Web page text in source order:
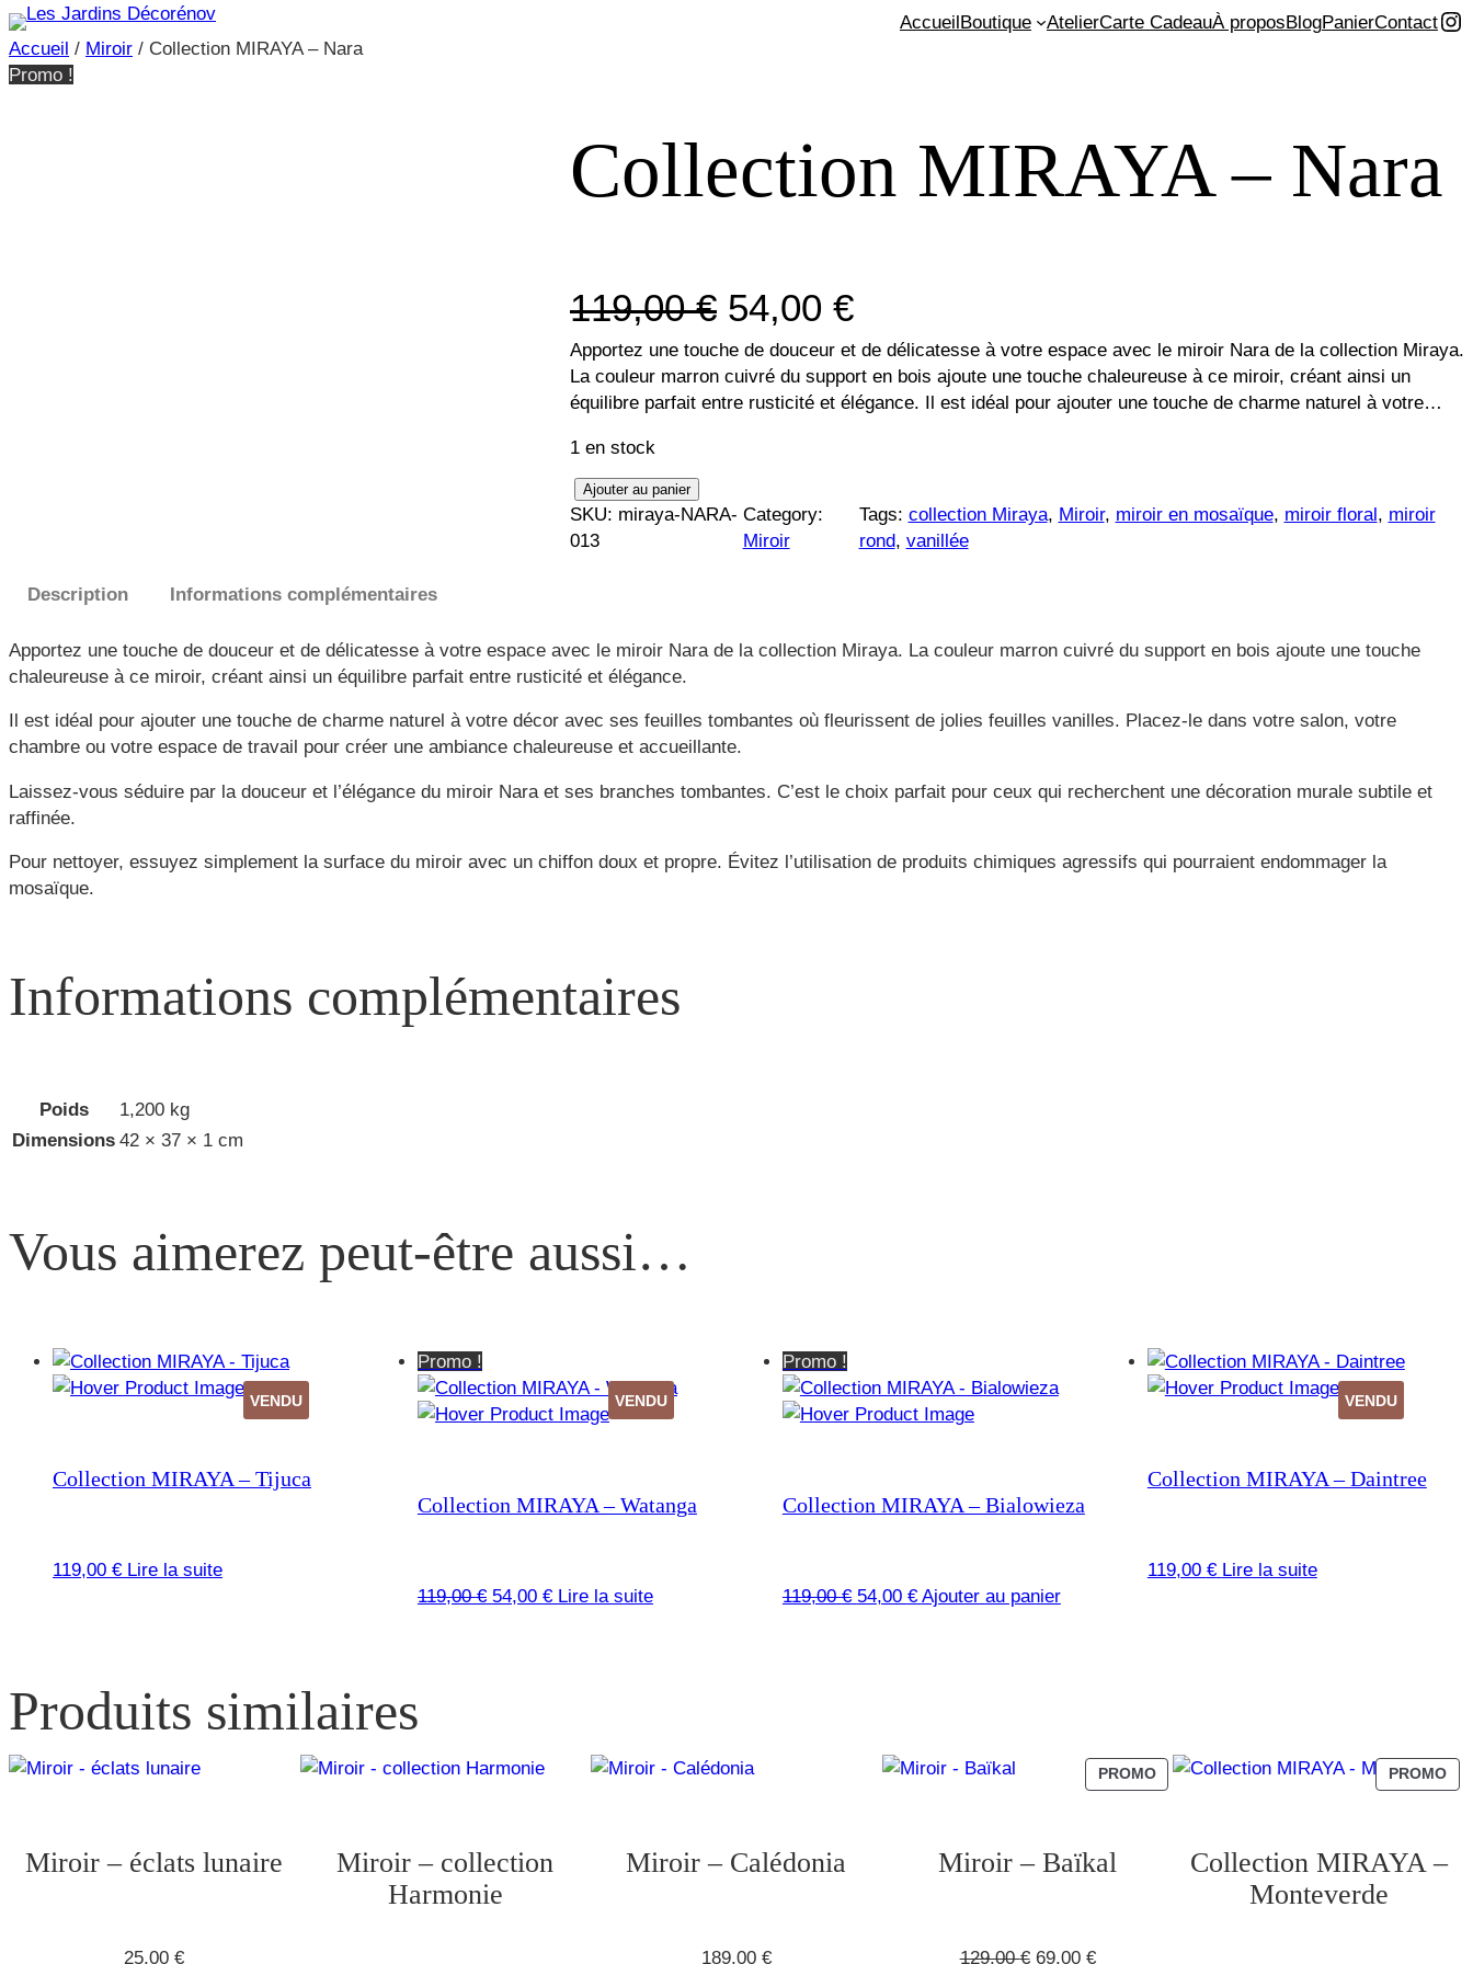
AccueilBoutique AtelierCarte CadeauÀ proposBlogPanierContact
Accueil / Miroir / Collection MIRAYA – Nara
Promo !
Collection MIRAYA – Nara
119,00€ Le
prix
initial
119,00 €.
54,00 €Le
prix
actuel
54,00 €.
Apportez une touche de douceur et de délicatesse à votre espace avec le miroir Nara de la collection Miraya.
La couleur marron cuivré du support en bois ajoute une touche chaleureuse à ce miroir, créant ainsi un
équilibre parfait entre rusticité et élégance. Il est idéal pour ajouter une touche de charme naturel à votre…
1 en stock
quantité
de
Collection
Ajouter au panier
SKU: miraya-NARA-
013
Category:
Miroir
Tags: collection Miraya, Miroir, miroir en mosaïque, miroir floral, miroir
rond, vanillée
Description Informations complémentaires
Apportez une touche de douceur et de délicatesse à votre espace avec le miroir Nara de la collection Miraya. La couleur marron cuivré du support en bois ajoute une touche
chaleureuse à ce miroir, créant ainsi un équilibre parfait entre rusticité et élégance.
Il est idéal pour ajouter une touche de charme naturel à votre décor avec ses feuilles tombantes où fleurissent de jolies feuilles vanilles. Placez-le dans votre salon, votre
chambre ou votre espace de travail pour créer une ambiance chaleureuse et accueillante.
Laissez-vous séduire par la douceur et l’élégance du miroir Nara et ses branches tombantes. C’est le choix parfait pour ceux qui recherchent une décoration murale subtile et
raffinée.
Pour nettoyer, essuyez simplement la surface du miroir avec un chiffon doux et propre. Évitez l’utilisation de produits chimiques agressifs qui pourraient endommager la
mosaïque.
Informations complémentaires
Poids
1,200 kg
Dimensions 42 × 37 × 1 cm
Vous aimerez peut-être aussi…
VENDU
Collection MIRAYA – Tijuca
119,00 € Lire la suite
Promo !
VENDU
Collection MIRAYA – Watanga
119,00€ Le
54,00 €LeLire la suite
Promo !
Collection MIRAYA – Bialowieza
119,00€ Le
54,00 €Le
Ajouter au panier
VENDU
Collection MIRAYA – Daintree
119,00 € Lire la suite
Produits similaires
Miroir – éclats lunaire
25,00€
Miroir – collection
Harmonie
Miroir – Calédonia
189,00 €
PROMOPRODUIT
EN
Miroir – Baïkal
129,00€ Le
69,00 €Le
PROMO
EN
Collection MIRAYA –
Monteverde